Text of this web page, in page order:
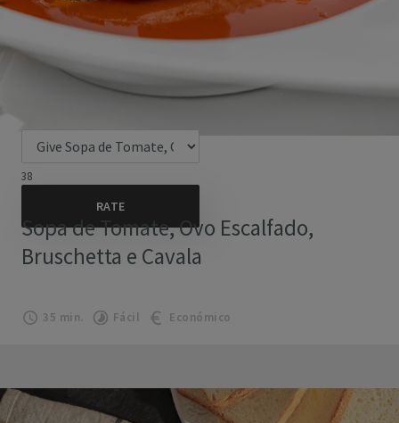
38
Sopa de Tomate, Ovo Escalfado,
Bruschetta e Cavala
35 min. Fácil Económico